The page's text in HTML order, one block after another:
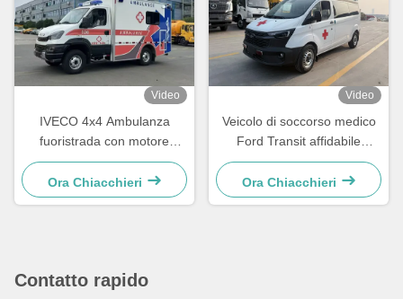
Video
IVECO 4x4 Ambulanza
fuoristrada con motore
diesel turbo ad alta coppia e
4490 kg di peso corporeo
per veicoli sanitari di
Ora Chiacchieri
Video
Veicolo di soccorso medico
Ford Transit affidabile
progettato per la risposta
rapida alle emergenze e i
servizi di trasporto pazienti
Ora Chiacchieri
Contatto rapido